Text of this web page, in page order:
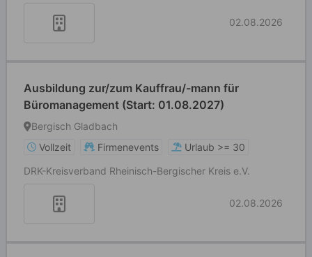
02.08.2026
Ausbildung zur/zum Kauffrau/-mann für
Büromanagement (Start: 01.08.2027)
Bergisch Gladbach
Vollzeit
Firmenevents
Urlaub >= 30
DRK-Kreisverband Rheinisch-Bergischer Kreis e.V.
02.08.2026